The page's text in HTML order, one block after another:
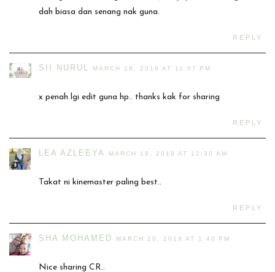
dah biasa dan senang nak guna.
REPLY
SII NURUL MARCH 18, 2019 AT 11:07 PM
x penah lgi edit guna hp.. thanks kak for sharing
REPLY
LEA AZLEEYA MARCH 19, 2019 AT 12:30 AM
Takat ni kinemaster paling best..
REPLY
SHA MOHAMED MARCH 20, 2019 AT 1:40 PM
Nice sharing CR..